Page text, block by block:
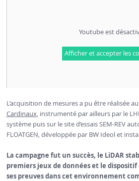
Youtube est
Afficher et accepter les
L’acquisition de mesures a pu être réalisée
Cardinaux, instrumenté par ailleurs par le
système puis sur le site d’essais SEM-REV
FLOATGEN, développée par BW Ideol et
La campagne fut un succès, le LiDAR
premiers jeux de données et le
ses preuves dans cet environnement